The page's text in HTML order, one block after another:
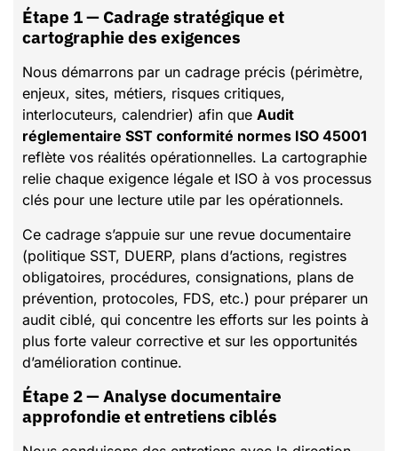
Étape 1 — Cadrage stratégique et
cartographie des exigences
Nous démarrons par un cadrage précis (périmètre,
enjeux, sites, métiers, risques critiques,
interlocuteurs, calendrier) afin que Audit
réglementaire SST conformité normes ISO 45001
reflète vos réalités opérationnelles. La cartographie
relie chaque exigence légale et ISO à vos processus
clés pour une lecture utile par les opérationnels.
Ce cadrage s’appuie sur une revue documentaire
(politique SST, DUERP, plans d’actions, registres
obligatoires, procédures, consignations, plans de
prévention, protocoles, FDS, etc.) pour préparer un
audit ciblé, qui concentre les efforts sur les points à
plus forte valeur corrective et sur les opportunités
d’amélioration continue.
Étape 2 — Analyse documentaire
approfondie et entretiens ciblés